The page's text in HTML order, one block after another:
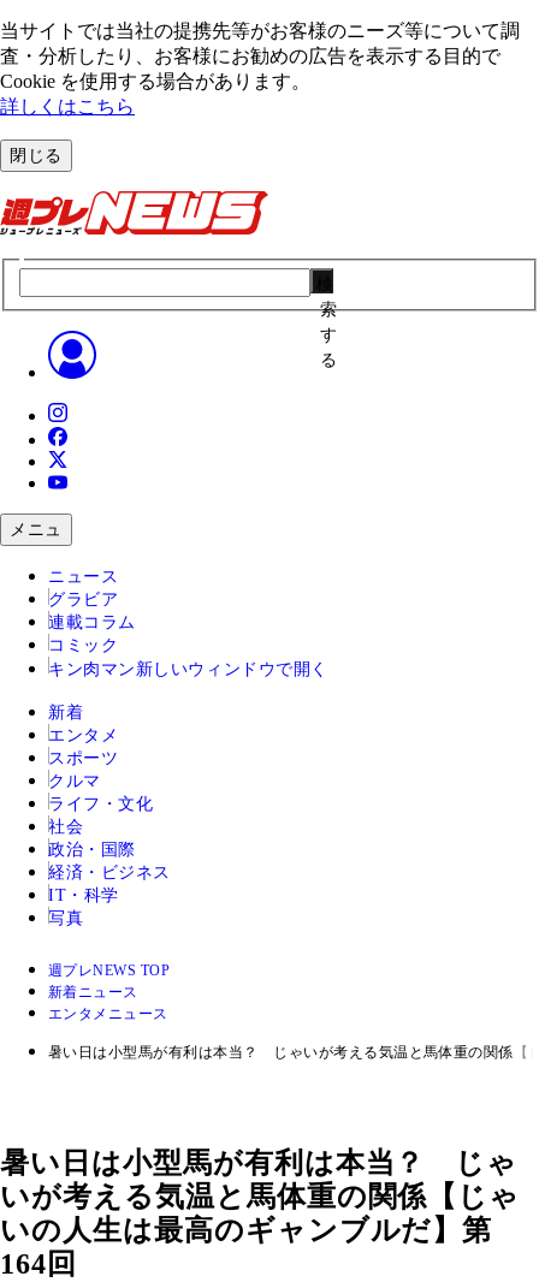
当サイトでは当社の提携先等がお客様のニーズ等について調
査・分析したり、お客様にお勧めの広告を表⽰する⽬的で
Cookie を使⽤する場合があります。
詳しくはこちら
閉じる
索
す
る
メニュ
ニュース
グラビア
連載コラム
コミック
キン肉マン 新しいウィンドウで開く
新着
エンタメ
スポーツ
クルマ
ライフ・文化
社会
政治・国際
経済・ビジネス
IT・科学
写真
週プレNEWS TOP
新着ニュース
エンタメニュース
暑い日は小型馬が有利は本当？ じゃいが考える気温と馬体重の関係【
暑い日は小型馬が有利は本当？ じゃ
いが考える気温と馬体重の関係【じゃ
いの人生は最高のギャンブルだ】第
164回